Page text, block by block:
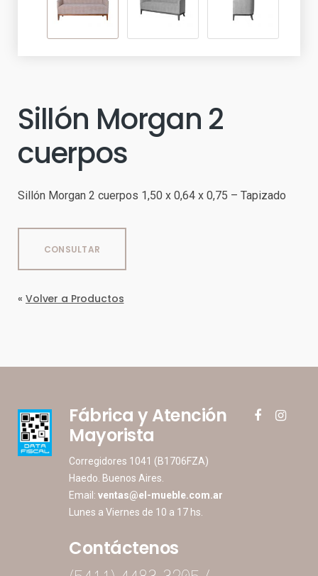
Sillón Morgan 2
cuerpos
Sillón Morgan 2 cuerpos 1,50 x 0,64 x 0,75 – Tapizado
CONSULTAR
« Volver a Productos
Fábrica y Atención
Mayorista
Corregidores 1041 (B1706FZA)
Haedo. Buenos Aires.
Email: ventas@el-mueble.com.ar
Lunes a Viernes de 10 a 17 hs.
Contáctenos
facebookinstagram